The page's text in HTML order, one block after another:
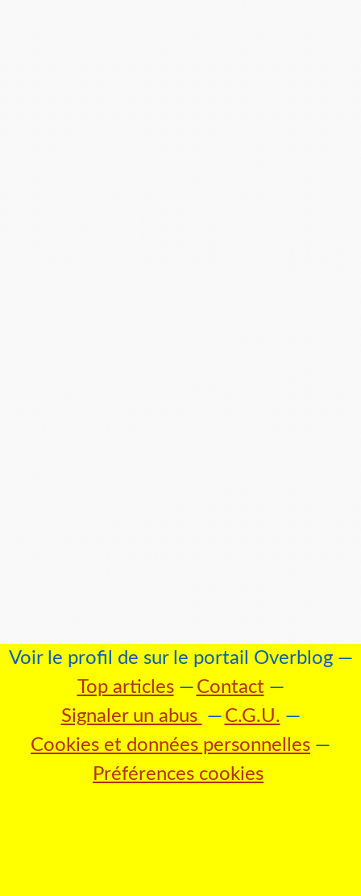
Voir le profil de sur le portail Overblog
Top articles
Contact
Signaler un abus
C.G.U.
Cookies et données personnelles
Préférences cookies